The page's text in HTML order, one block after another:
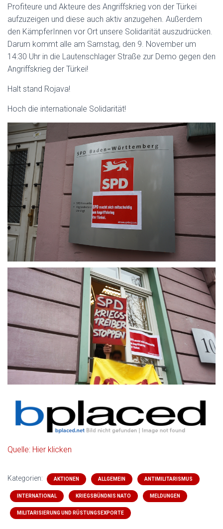
Profiteure und Akteure des Angriffskrieg von der Türkei
aufzuzeigen und diese auch aktiv anzugehen. Außerdem
den KämpferInnen vor Ort unsere Solidarität auszudrücken.
Darum kommt alle am Samstag, den 9. November um
14:30 Uhr in die Lautenschlager Straße zur Demo gegen den
Angriffskrieg der Türkei!
Halt stand Rojava!
Hoch die internationale Solidarität!
Quelle: Hier klicken
Kategorien: AKTIONEN ALLGEMEIN ANTIMILITARISMUS
INTERNATIONAL KRIEGSBÜNDNIS NATO MELDUNGEN
MILITARISIERUNG UND RÜSTUNGSEXPORTE